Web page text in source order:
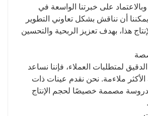
على خبرتنا الواسعة في
يمكننا أن نناقش بشكل تعاوني التطوير
هذا، بهدف تعزيز الربحية والتحسين
لمتطلبات العملاء، فإننا نساعد
الأكثر ملاءمة. نحن نقدم عينات ذات
مصممة خصيصًا لحجم الإنتاج